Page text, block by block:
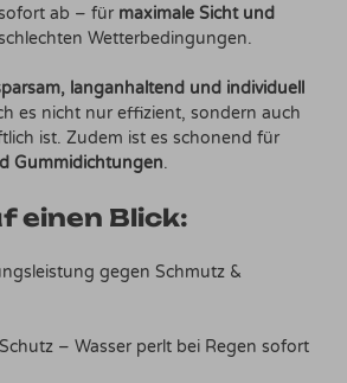
ab – für maximale Sicht und
Wetterbedingungen.
langanhaltend und individuell
es nicht nur effizient, sondern auch
ist. Zudem ist es schonend für
Gummidichtungen.
einen Blick:
gegen Schmutz &
– Wasser perlt bei Regen sofort